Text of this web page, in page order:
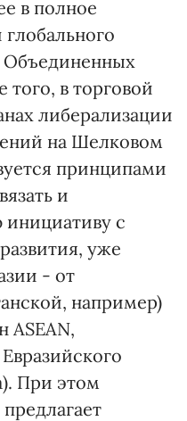
в полное
Объединенных
в торговой
либерализации
на Шелковом
принципами
и
инициативу с
уже
- от
например)
ASEAN,
При этом